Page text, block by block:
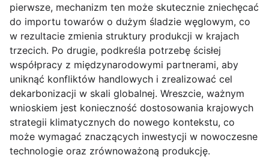
pierwsze, mechanizm ten może skutecznie zniechęcać
do importu towarów o dużym śladzie węglowym, co
w rezultacie zmienia struktury produkcji w krajach
trzecich. Po drugie, podkreśla potrzebę ścisłej
współpracy z międzynarodowymi partnerami, aby
uniknąć konfliktów handlowych i zrealizować cel
dekarbonizacji w skali globalnej. Wreszcie, ważnym
wnioskiem jest konieczność dostosowania krajowych
strategii klimatycznych do nowego kontekstu, co
może wymagać znaczących inwestycji w nowoczesne
technologie oraz zrównoważoną produkcję.